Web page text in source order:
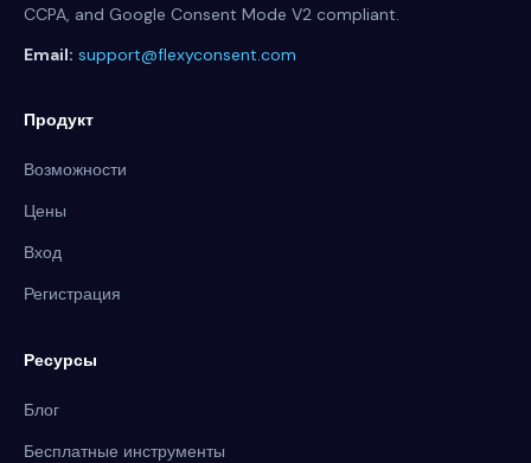
CCPA, and Google Consent Mode V2 compliant.
Email: support@flexyconsent.com
Продукт
Возможности
Цены
Вход
Регистрация
Ресурсы
Блог
Бесплатные инструменты